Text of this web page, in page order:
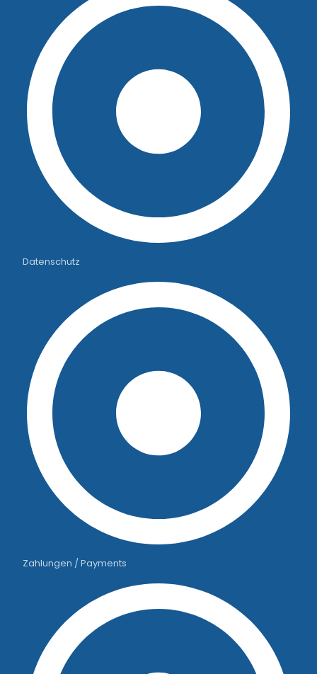
Datenschutz
Zahlungen / Payments